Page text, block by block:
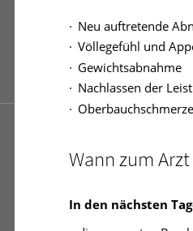
Neu auftretende
Völlegefühl und
Gewichtsabnahme
Nachlassen der
Wann zum Arzt
In den nächsten